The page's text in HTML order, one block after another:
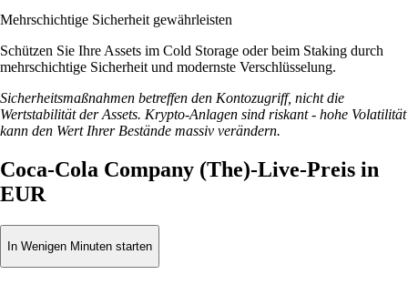
Mehrschichtige Sicherheit gewährleisten
Schützen Sie Ihre Assets im Cold Storage oder beim Staking durch
mehrschichtige Sicherheit und modernste Verschlüsselung.
Sicherheitsmaßnahmen betreffen den Kontozugriff, nicht die
Wertstabilität der Assets. Krypto-Anlagen sind riskant - hohe Volatilität
kann den Wert Ihrer Bestände massiv verändern.
Coca-Cola Company (The)-Live-Preis in
EUR
In Wenigen Minuten starten